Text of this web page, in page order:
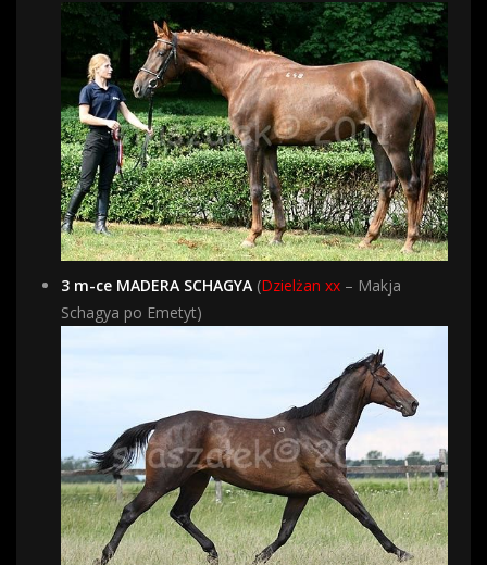
3 m-ce MADERA SCHAGYA (Dzielżan xx – Makja
Schagya po Emetyt)